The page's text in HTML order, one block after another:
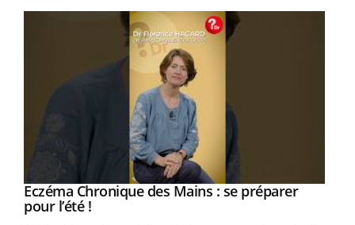
Youtube
Eczéma Chronique des Mains : se préparer
pour l’été !Youtube